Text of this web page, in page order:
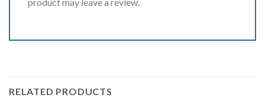
RELATED PRODUCTS